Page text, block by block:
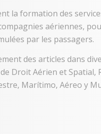
la formation des
aériennes,
par les passagers.
des articles dans
Droit Aérien et Spatial,
Marítimo, Aéreo y